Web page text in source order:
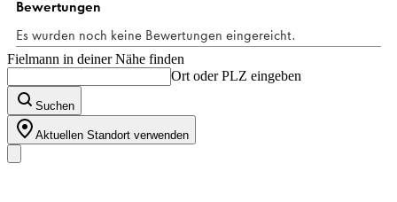
Sternen.
Bewertungen
Fielmann in deiner Nähe finden
Ort oder PLZ eingeben
Suchen
Aktuellen Standort verwenden